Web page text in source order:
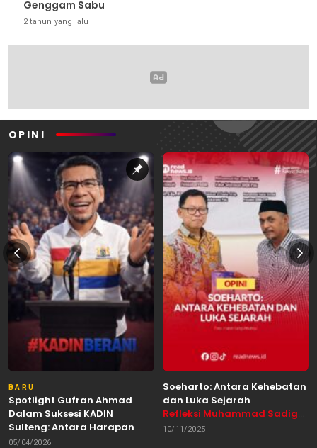
Genggam Sabu
2 tahun yang lalu
OPINI
BARU
Spotlight Gufran Ahmad
Dalam Suksesi KADIN
Sulteng: Antara Harapan
dan Kebutuhan Perubahan
05/04/2026
Soeharto: Antara Kehebatan
dan Luka Sejarah
Refleksi Muhammad Sadig
Alhabsyie, Akademisi UIN
10/11/2025